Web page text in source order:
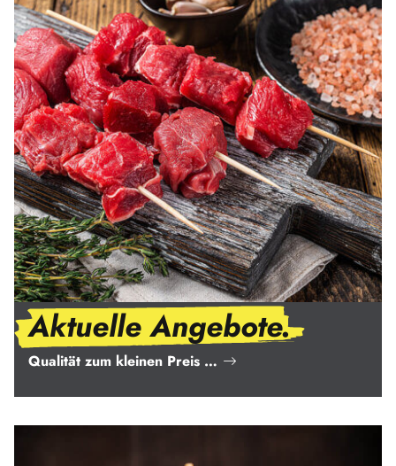
Aktuelle Angebote.
Qualität zum kleinen Preis …